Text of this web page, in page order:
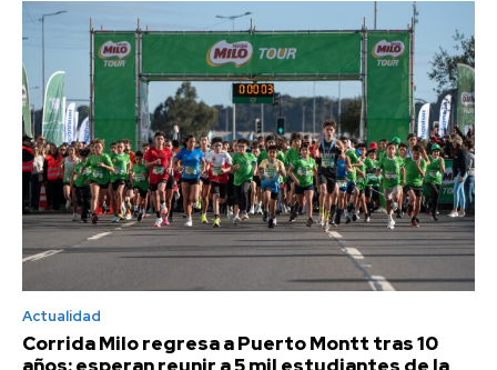
Actualidad
Corrida Milo regresa a Puerto Montt tras 10